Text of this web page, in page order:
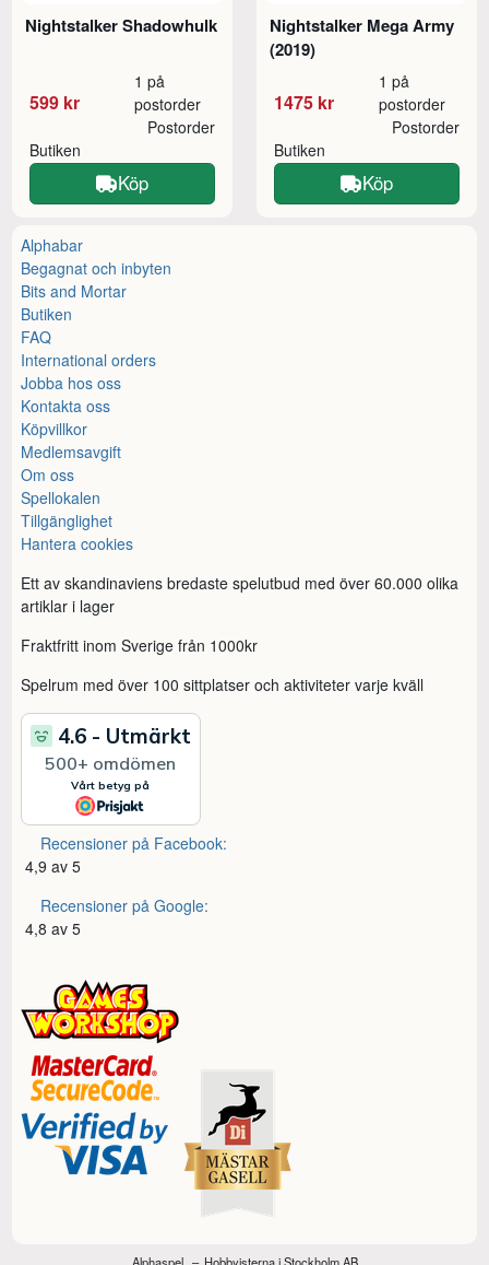
Nightstalker Shadowhulk
599 kr
1 på
postorder
Butiken
Postorder
Köp
Nightstalker Mega Army
(2019)
1475 kr
1 på
postorder
Butiken
Postorder
Köp
Alphabar
Begagnat och inbyten
Bits and Mortar
Butiken
FAQ
International orders
Jobba hos oss
Kontakta oss
Köpvillkor
Medlemsavgift
Om oss
Spellokalen
Tillgänglighet
Hantera cookies
Ett av skandinaviens bredaste spelutbud med över 60.000 olika
artiklar i lager
Fraktfritt inom Sverige från 1000kr
Spelrum med över 100 sittplatser och aktiviteter varje kväll
Recensioner på Facebook:
4,9 av 5
Recensioner på Google:
4,8 av 5